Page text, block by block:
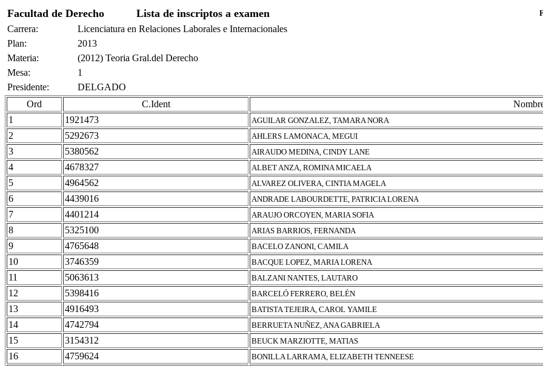
Facultad de Derecho Lista de inscriptos a examen
Carrera:
Licenciatura en Relaciones Laborales e Internacionales
Plan:
2013
Materia:
(2012) Teoria Gral.del Derecho
Mesa:
1
Presidente:
DELGADO
Ord
C.Ident
1
1921473 AGUILAR GONZALEZ, TAMARA NORA
2 5292673 AHLERS LAMONACA, MEGUI
3 5380562 AIRAUDO MEDINA, CINDY LANE
4 4678327 ALBET ANZA, ROMINA MICAELA
5 4964562 ALVAREZ OLIVERA, CINTIA MAGELA
6 4439016 ANDRADE LABOURDETTE, PATRICIA LORENA
7 4401214 ARAUJO ORCOYEN, MARIA SOFIA
8 5325100 ARIAS BARRIOS, FERNANDA
9 4765648 BACELO ZANONI, CAMILA
10 3746359 BACQUE LOPEZ, MARIA LORENA
11 5063613 BALZANI NANTES, LAUTARO
12 5398416 BARCELÓ FERRERO, BELÉN
13 4916493 BATISTA TEJEIRA, CAROL YAMILE
14 4742794 BERRUETA NUÑEZ, ANA GABRIELA
15 3154312 BEUCK MARZIOTTE, MATIAS
16 4759624 BONILLA LARRAMA, ELIZABETH TENNEESE